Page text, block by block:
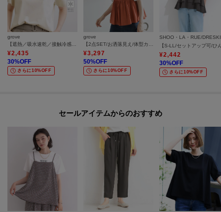
grove
【遮熱／吸水速乾／接触冷感／UVカット】ベーシックロゴTシャツ
¥2,435
30%OFF
さらに10%OFF
grove
【2点SET/お洒落見え/体型カバー】ツイード調キャミ×ブラウスセット
¥3,297
50%OFF
さらに10%OFF
SHOO・LA・RUE/
¥2,442
30%OFF
さらに10%OFF
セールアイテムからのおすすめ